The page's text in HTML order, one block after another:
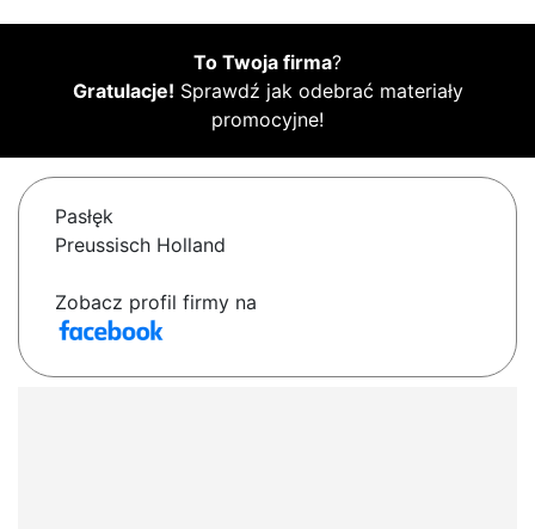
To Twoja firma?
Gratulacje! Sprawdź jak odebrać materiały
promocyjne!
Pasłęk
Preussisch Holland
Zobacz profil firmy na